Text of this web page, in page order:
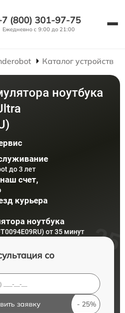
(800) 301-97-75
Ежедневно с 9:00 до 21:00
Каталог устройств
ноутбука
до 3 лет
счет,
курьера
ноутбука
от 35 минут
со
заявку